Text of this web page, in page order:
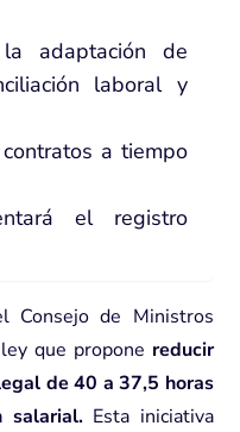
adaptación de
laboral y
a tiempo
el registro
Consejo de Ministros
que propone reducir
de 40 a 37,5 horas
salarial.Esta iniciativa